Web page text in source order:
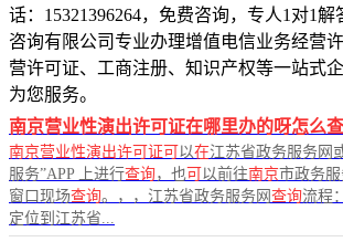
话：15321396264，免费咨询，专人1对1
咨询有限公司专业办理增值电信业务经营
营许可证、工商注册、知识产权等一站式
为您服务。
南京营业性演出许可证在哪里办的呀怎么查
南京营业性演出许可证可 以在江苏省政务服务网
服务”APP 上进行查询，也可 以前往南京市政务
窗口现场查询。，，江苏省政务服务网 查询流程
定位到江苏省...